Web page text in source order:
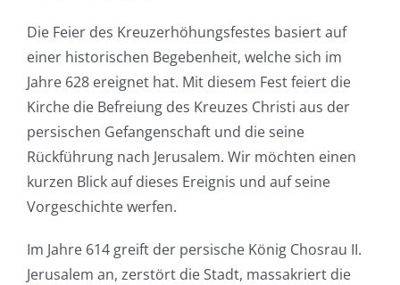
Die Feier des Kreuzerhöhungsfestes basiert auf
einer historischen Begebenheit, welche sich im
Jahre 628 ereignet hat. Mit diesem Fest feiert die
Kirche die Befreiung des Kreuzes Christi aus der
persischen Gefangenschaft und die seine
Rückführung nach Jerusalem. Wir möchten einen
kurzen Blick auf dieses Ereignis und auf seine
Vorgeschichte werfen.
Im Jahre 614 greift der persische König Chosrau II.
Jerusalem an, zerstört die Stadt, massakriert die